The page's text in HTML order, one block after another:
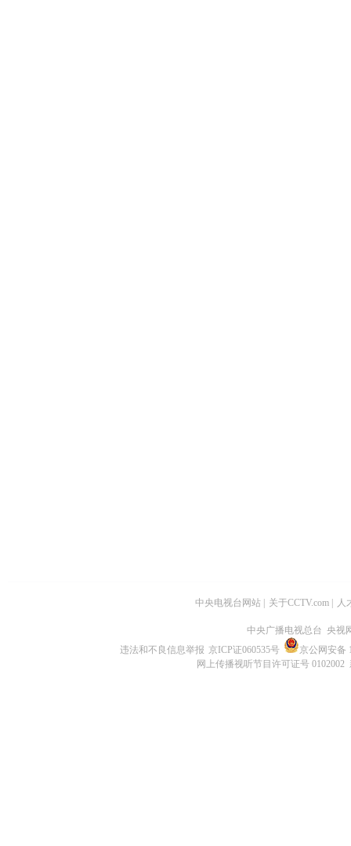
中央电视台网站 关于CCTV.com 人
中央广播电视总台 央视
违法和不良信息举报 京ICP证060535号
京公网安备
网上传播视听节目许可证号 0102002